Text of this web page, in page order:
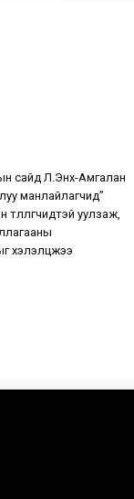
сайд Л.Энх-Амгалан
манлайлагчид”
уулзаж,
хэлэлцжээ